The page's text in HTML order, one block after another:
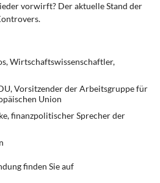
Moderne
vorwirft? Der aktuelle Stand der
Wirtschaftswissenschaftler,
Vorsitzender der Arbeitsgruppe für
Union
finanzpolitischer Sprecher der
finden Sie auf